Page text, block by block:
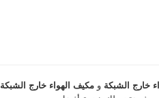
خارج الشبكة ومكيف الهواء خارج الشبكة